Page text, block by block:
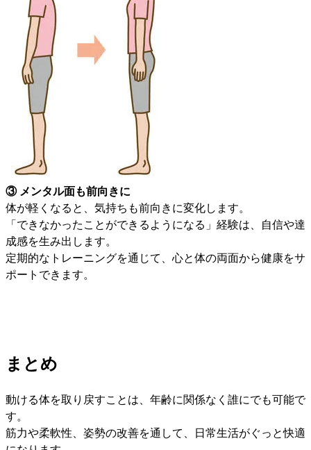
③ メンタル面も前向きに
体が軽くなると、気持ちも前向きに変化します。
「できなかったことができるようになる」経験は、自信や達
成感を生み出します。
定期的なトレーニングを通じて、心と体の両面から健康をサ
ポートできます。
まとめ
動ける体を取り戻すことは、年齢に関係なく誰にでも可能で
す。
筋力や柔軟性、姿勢の改善を通して、日常生活がぐっと快適